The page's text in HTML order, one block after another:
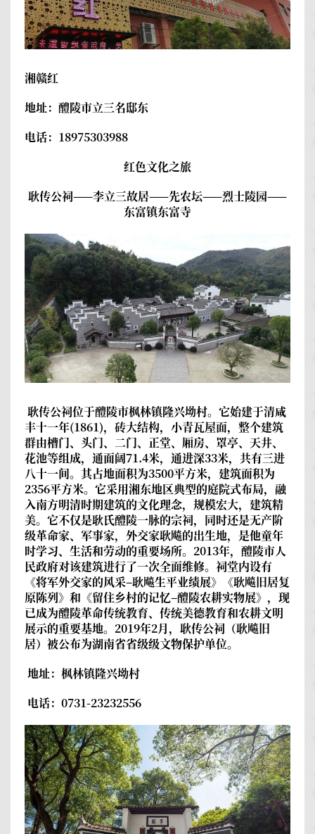
湘赣红
地址：醴陵市立三名邸东
电话：18975303988
红色文化之旅
耿传公祠——李立三故居——先农坛——烈士陵园——
东富镇东富寺
耿传公祠位于醴陵市枫林镇隆兴坳村。它始建于清咸
丰十一年(1861)，砖大结构，小青瓦屋面，整个建筑
群由槽门、头门、二门、正堂、厢房、罩亭、天井、
花池等组成，通面阔71.4米，通进深33米，共有三进
八十一间。其占地面积为3500平方米，建筑面积为
2356平方米。它采用湘东地区典型的庭院式布局，融
入南方明清时期建筑的文化理念，规模宏大，建筑精
美。它不仅是耿氏醴陵一脉的宗祠，同时还是无产阶
级革命家、军事家，外交家耿飚的出生地，是他童年
时学习、生活和劳动的重要场所。2013年，醴陵市人
民政府对该建筑进行了一次全面维修。祠堂内设有
《将军外交家的风采–耿飚生平业绩展》《耿飚旧居复
原陈列》和《留住乡村的记忆–醴陵农耕实物展》，现
已成为醴陵革命传统教育、传统美德教育和农耕文明
展示的重要基地。2019年2月，耿传公祠（耿飚旧
居）被公布为湖南省省级级文物保护单位。
地址：枫林镇隆兴坳村
电话：0731-23232556